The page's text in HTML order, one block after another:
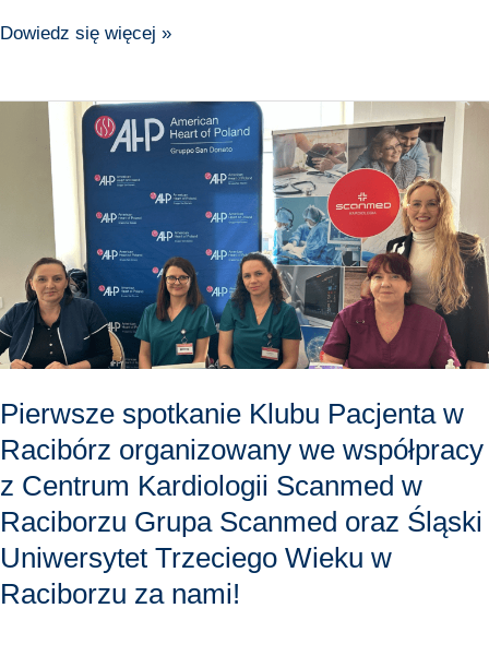
Dowiedz się więcej »
Pierwsze spotkanie Klubu Pacjenta w
Racibórz organizowany we współpracy
z Centrum Kardiologii Scanmed w
Raciborzu Grupa Scanmed oraz Śląski
Uniwersytet Trzeciego Wieku w
Raciborzu za nami!
Pierwsze
spotkanie
Pacjenta
Racibórz
organizowany
we
współpracy
Centrum
Kardiologii
Scanmed
w
Raciborzu
Grupa
Scanmed